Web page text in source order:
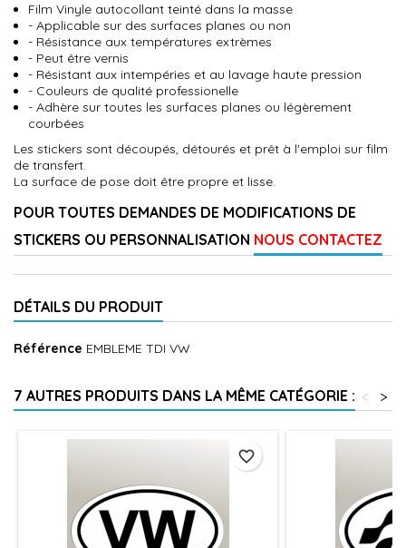
Film Vinyle autocollant teinté dans la masse
- Applicable sur des surfaces planes ou non
- Résistance aux températures extrèmes
- Peut être vernis
- Résistant aux intempéries et au lavage haute pression
- Couleurs de qualité professionelle
- Adhère sur toutes les surfaces planes ou légèrement
courbées
Les stickers sont découpés, détourés et prêt à l'emploi sur film
de transfert.
La surface de pose doit être propre et lisse.
POUR TOUTES DEMANDES DE MODIFICATIONS DE
STICKERS OU PERSONNALISATION NOUS CONTACTEZ
DÉTAILS DU PRODUIT
Référence EMBLEME TDI VW
7 AUTRES PRODUITS DANS LA MÊME CATÉGORIE : >
<
favorite_border